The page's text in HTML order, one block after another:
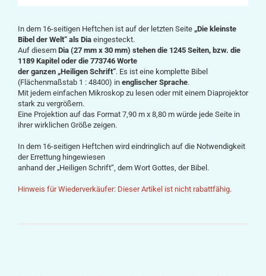
In dem 16-seitigen Heftchen ist auf der letzten Seite „Die kleinste
Bibel der Welt“ als Dia eingesteckt.
Auf diesem Dia (27 mm x 30 mm) stehen die 1245 Seiten, bzw. die
1189 Kapitel oder die 773746 Worte
der ganzen „Heiligen Schrift“. Es ist eine komplette Bibel
(Flächenmaßstab 1 : 48400) in englischer Sprache.
Mit jedem einfachen Mikroskop zu lesen oder mit einem Diaprojektor
stark zu vergrößern.
Eine Projektion auf das Format 7,90 m x 8,80 m würde jede Seite in
ihrer wirklichen Größe zeigen.
In dem 16-seitigen Heftchen wird eindringlich auf die Notwendigkeit
der Errettung hingewiesen
anhand der „Heiligen Schrift“, dem Wort Gottes, der Bibel.
Hinweis für Wiederverkäufer: Dieser Artikel ist nicht rabattfähig.